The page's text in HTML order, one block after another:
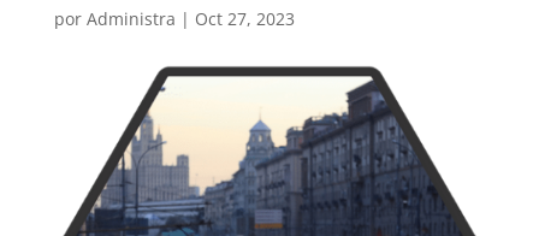
por Administra | Oct 27, 2023